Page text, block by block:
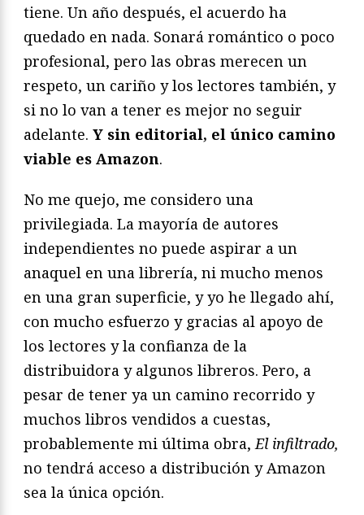
tiene. Un año después, el acuerdo ha
quedado en nada. Sonará romántico o poco
profesional, pero las obras merecen un
respeto, un cariño y los lectores también, y
si no lo van a tener es mejor no seguir
adelante. Y sin editorial, el único camino
viable es Amazon.
No me quejo, me considero una
privilegiada. La mayoría de autores
independientes no puede aspirar a un
anaquel en una librería, ni mucho menos
en una gran superficie, y yo he llegado ahí,
con mucho esfuerzo y gracias al apoyo de
los lectores y la confianza de la
distribuidora y algunos libreros. Pero, a
pesar de tener ya un camino recorrido y
muchos libros vendidos a cuestas,
probablemente mi última obra,El infiltrado,
no tendrá acceso a distribución y Amazon
sea la única opción.